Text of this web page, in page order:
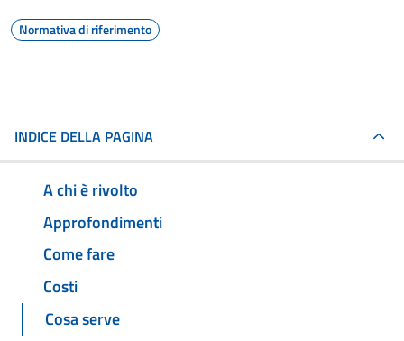
Normativa di riferimento
INDICE DELLA PAGINA
A chi è rivolto
Approfondimenti
Come fare
Costi
Cosa serve